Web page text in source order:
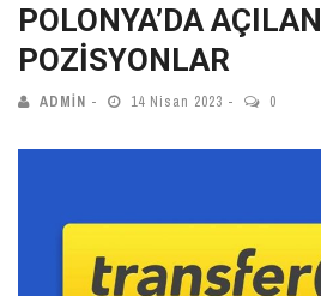
POLONYA’DA AÇILAN
POZİSYONLAR
ADMIN 14 Nisan 2023 0